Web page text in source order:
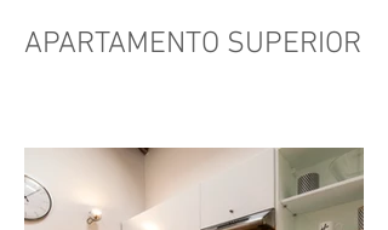
APARTAMENTO SUPERIOR